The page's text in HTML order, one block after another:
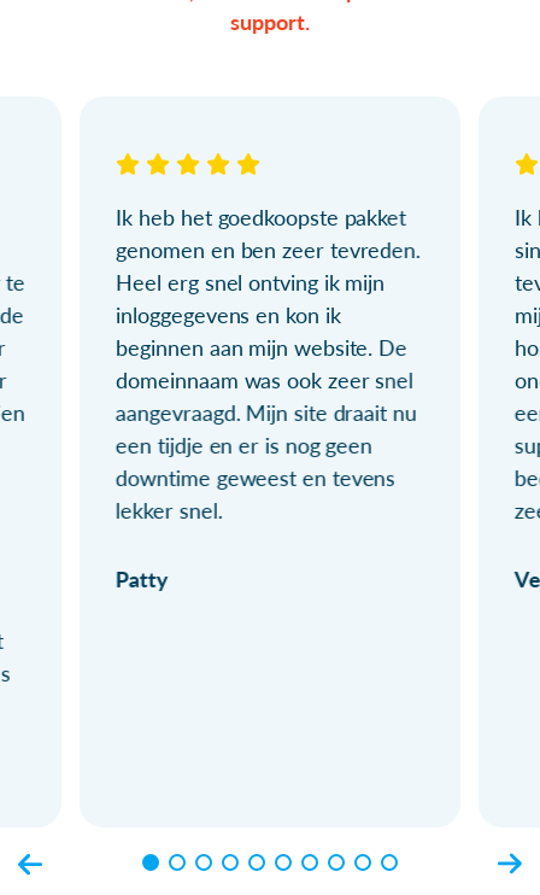
support.
te
Ik heb het goedkoopste pakket
genomen en ben zeer tevreden.
Heel erg snel ontving ik mijn
inloggegevens en kon ik
beginnen aan mijn website. De
domeinnaam was ook zeer snel
aangevraagd. Mijn site draait nu
een tijdje en er is nog geen
downtime geweest en tevens
lekker snel.
Patty
Ik